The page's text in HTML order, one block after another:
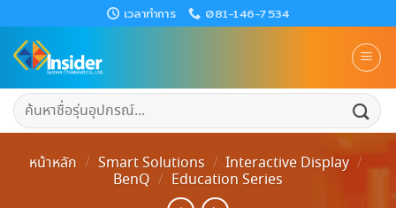
to
content
เวลาทำการ 081-146-7534
ค้นหา:
หน้าหลัก / Smart Solutions / Interactive Display /
BenQ / Education Series